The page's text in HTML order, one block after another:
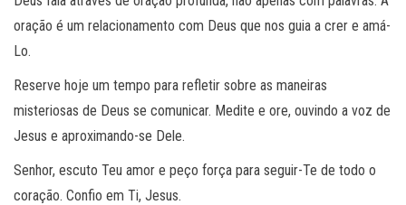
oração é um relacionamento com Deus que nos guia a crer e amá-
Lo.
Reserve hoje um tempo para refletir sobre as maneiras
misteriosas de Deus se comunicar. Medite e ore, ouvindo a voz de
Jesus e aproximando-se Dele.
Senhor, escuto Teu amor e peço força para seguir-Te de todo o
coração. Confio em Ti, Jesus.